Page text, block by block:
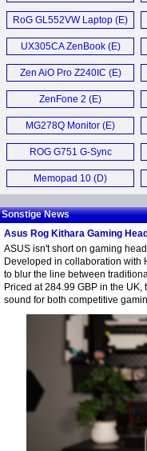
RoG GL552VW Laptop (E)
UX305CA ZenBook (E)
Zen AiO Pro Z240IC (E)
ZenFone 2 (E)
MG278Q Monitor (E)
ROG G751 G-Sync
Laptop (E)
Memopad 10 (D)
Sonstige News
Asus Rog Kithara Gaming
ASUS isn't short on gaming
Developed in collaboration with
to blur the line between
Priced at 284.99 GBP in the
sound for both competitive